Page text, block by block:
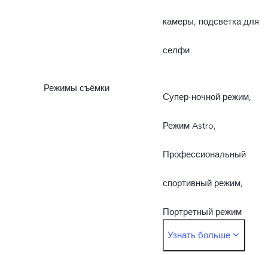
камеры, подсветка для
селфи
Режимы съёмки
Супер-ночной режим,
Режим Astro,
Профессиональный
спортивный режим,
Портретный режим
(Художественный
Узнать больше